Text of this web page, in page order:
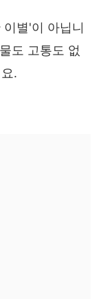
별'이 아닙니
도 고통도 없
.